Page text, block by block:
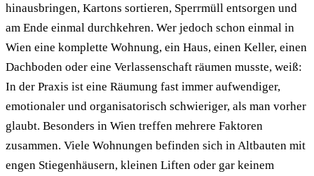
hinausbringen, Kartons sortieren, Sperrmüll entsorgen und
am Ende einmal durchkehren. Wer jedoch schon einmal in
Wien eine komplette Wohnung, ein Haus, einen Keller, einen
Dachboden oder eine Verlassenschaft räumen musste, weiß:
In der Praxis ist eine Räumung fast immer aufwendiger,
emotionaler und organisatorisch schwieriger, als man vorher
glaubt. Besonders in Wien treffen mehrere Faktoren
zusammen. Viele Wohnungen befinden sich in Altbauten mit
engen Stiegenhäusern, kleinen Liften oder gar keinem